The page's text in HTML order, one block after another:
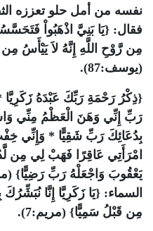
نفسه من أمل حلو تعززه
فقال: {يَا بَنِيَّ اذْهَبُواْ
مِن رَّوْحِ اللَّهِ إِنَّهُ لاَ يَيْأَسُ مِن
(يوسف:87).
{ذِكْرُ رَحْمَةِ رَبِّكَ عَبْدَهُ زَكَرِيَّا
رَبِّ إِنِّي وَهَنَ الْعَظْمُ مِنِّي
بِدُعَائِكَ رَبِّ شَقِيًّا * وَإِنِّي
امْرَأَتِي عَاقِرًا فَهَبْ لِي مِن
السماء: {يَا زَكَرِيَّا إِنَّا
مِن قَبْلُ سَمِيًّا} (مريم:7).